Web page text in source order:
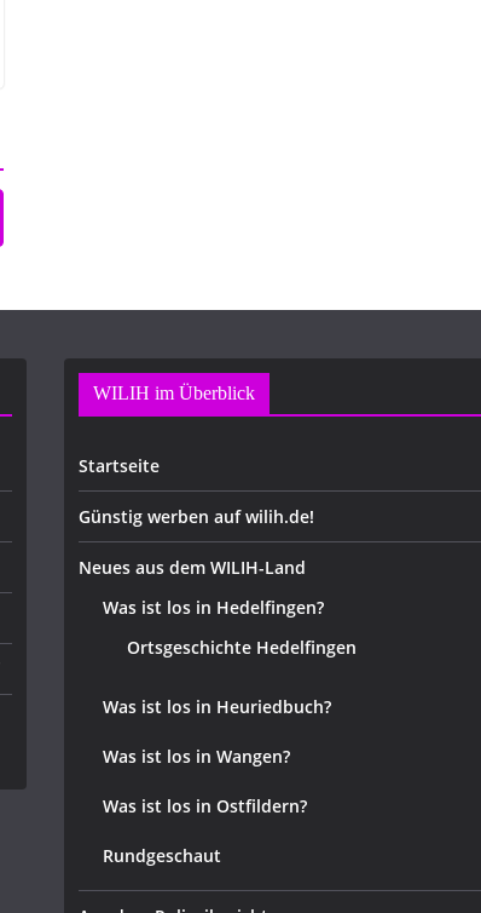
WILIH im Überblick
Startseite
Günstig werben auf wilih.de!
Neues aus dem WILIH-Land
Was ist los in Hedelfingen?
Ortsgeschichte Hedelfingen
Was ist los in Heuriedbuch?
Was ist los in Wangen?
Was ist los in Ostfildern?
Rundgeschaut